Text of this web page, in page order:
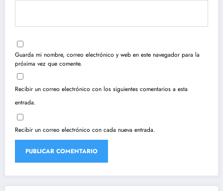
Guarda mi nombre, correo electrónico y web en este navegador para la
próxima vez que comente.
Recibir un correo electrónico con los siguientes comentarios a esta
entrada.
Recibir un correo electrónico con cada nueva entrada.